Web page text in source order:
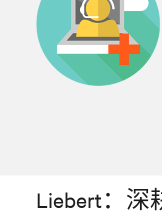
Liebert：